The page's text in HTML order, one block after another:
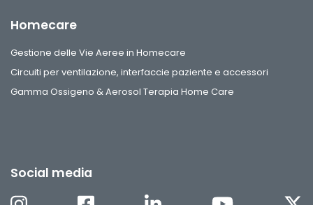
Homecare
Gestione delle Vie Aeree in Homecare
Circuiti per ventilazione, interfaccie paziente e accessori
Gamma Ossigeno & Aerosol Terapia Home Care
Social media